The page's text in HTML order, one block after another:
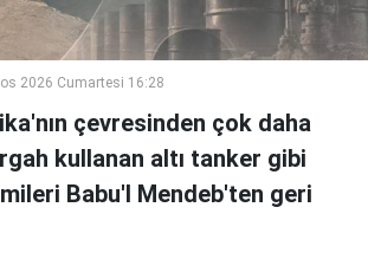
2026 Cumartesi 16:28
çevresinden çok daha
kullanan altı tanker gibi
Babu'l Mendeb'ten geri